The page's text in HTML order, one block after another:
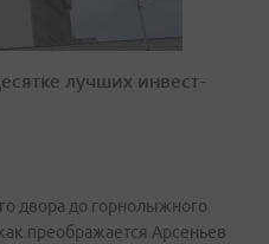
лучших инвест-
двора до горнолыжного
преображается Арсеньев